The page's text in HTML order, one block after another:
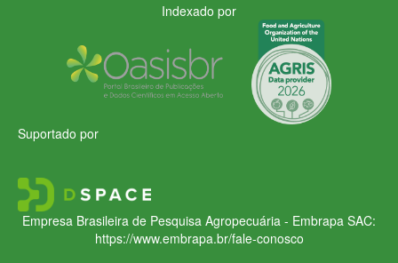
Indexado por
Suportado por
Empresa Brasileira de Pesquisa Agropecuária - Embrapa SAC:
https://www.embrapa.br/fale-conosco